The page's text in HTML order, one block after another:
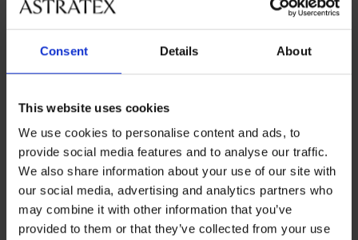
Consent Details About
This website uses cookies
We use cookies to personalise content and ads, to
provide social media features and to analyse our traffic.
We also share information about your use of our site with
our social media, advertising and analytics partners who
may combine it with other information that you’ve
provided to them or that they’ve collected from your use
-30%
4,8
2 PACK Dojčiaca podprsenka
May vystužená
Zľava
36,39 € 51,99 €
Výpredaj -70%
2PACK Klasické nohavičky
Flexi Bikiny bezšvové
Zľava Pôvodná cena
20,99 €